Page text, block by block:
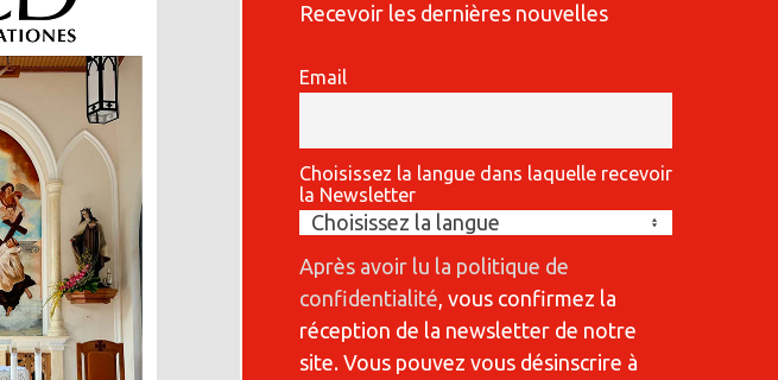
Recevoir les dernières nouvelles
Email
Choisissez la langue dans laquelle recevoir
la Newsletter
Après avoir lu la politique de
confidentialité , vous confirmez la
réception de la newsletter de notre
site. Vous pouvez vous désinscrire à